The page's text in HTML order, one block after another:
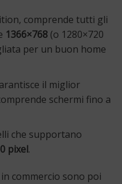
comprende tutti gli
1366×768(o 1280×720
per un buon home
il miglior
schermi fino a
che supportano
pixel.
commercio sono poi